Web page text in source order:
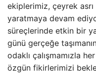
ekiplerimiz, çeyrek
yaratmaya devam
süreçlerinde etkin bir
günü gerçeğe
odaklı çalışmamızla
özgün fikirlerimizi